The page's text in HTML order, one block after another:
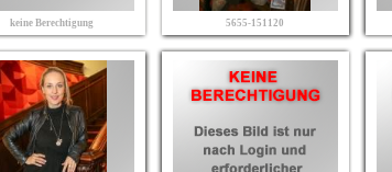
keine Berechtigung 5655-151120